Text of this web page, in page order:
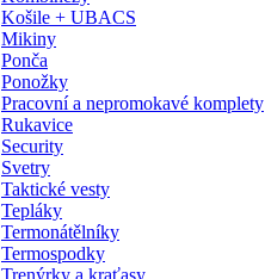
Košile + UBACS
Mikiny
Ponča
Ponožky
Pracovní a nepromokavé komplety
Rukavice
Security
Svetry
Taktické vesty
Tepláky
Termonátělníky
Termospodky
Trenýrky a kraťasy